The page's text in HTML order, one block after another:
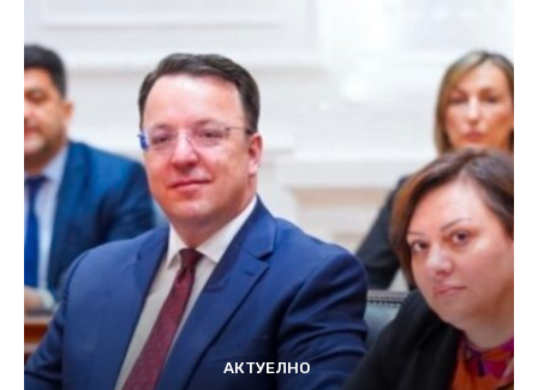
АКТУЕЛНО